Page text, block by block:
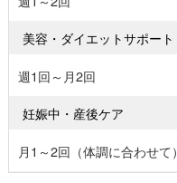
美容・ダイエットサポート
週1回～月2回
妊娠中・産後ケア
月1～2回（体調に合わせて）